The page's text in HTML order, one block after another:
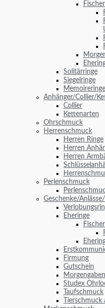
Solitärringe
Siegelringe
Memoireringe
Anhänger/Collier/
Collier
Kettenarten
Ohrschmuck
Herrenschmuck
Herren Ringe
Herren
Herren
Perlenschmuck
Geschenke/
Eheringe
Firmung
Gutschein
Morgengaben
Studex
Taufschmuck
Tierschmuck